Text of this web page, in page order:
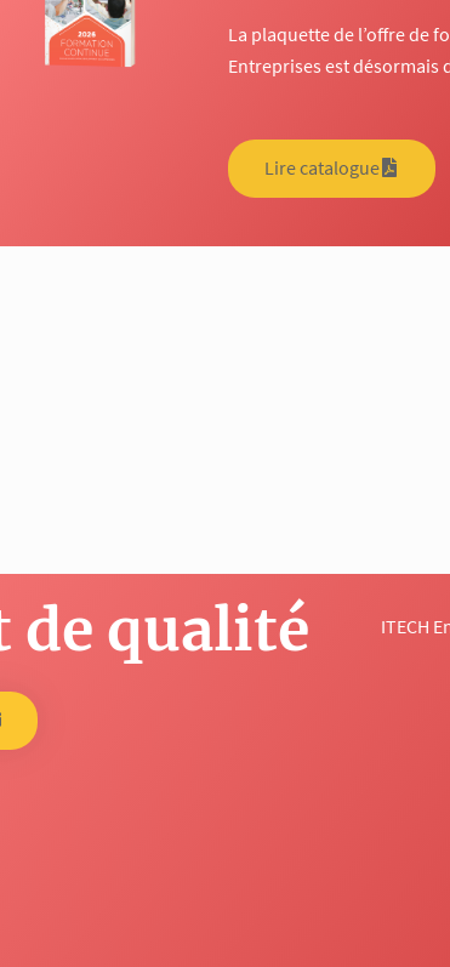
La plaquette de l’offre de
Entreprises est désormais
Lire catalogue
de qualité
ITECH